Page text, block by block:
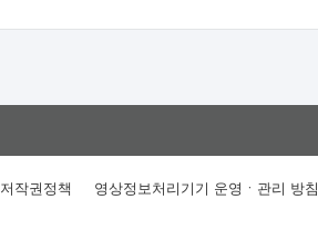
저작권정책 영상정보처리기기 운영ㆍ관리 방침